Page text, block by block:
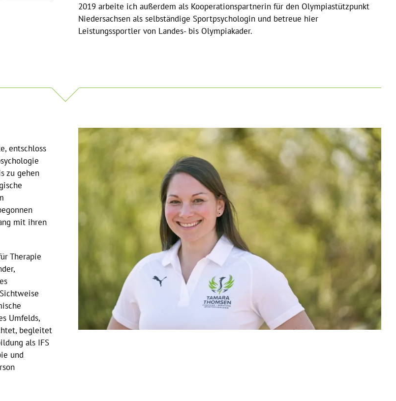
2019 arbeite ich außerdem als Kooperationspartnerin für den Olympiastützpunkt
Niedersachsen als selbständige Sportpsychologin und betreue hier
Leistungssportler von Landes- bis Olympiakader.
entschloss
zu gehen
mit ihren
Therapie
Umfelds,
begleitet
als IFS
und